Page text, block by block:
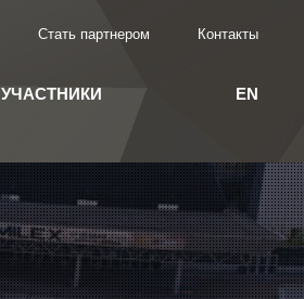
Стать партнером Контакты
EN
УЧАСТНИКИ